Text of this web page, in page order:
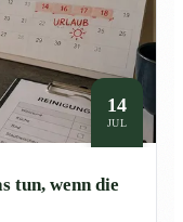
14
JUL
tun, wenn die